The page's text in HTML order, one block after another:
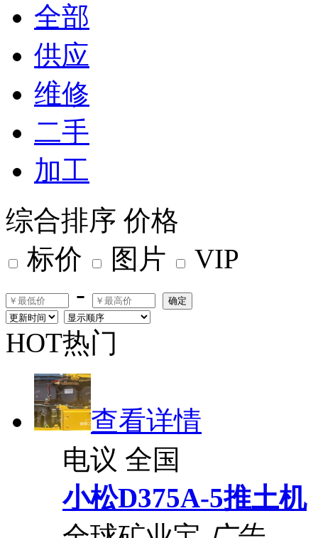
全部
供应
维修
二手
加工
综合排序 价格
标价
图片
VIP
-
确定
HOT热门
查看详情
电议 全国
小松D375A-5推土机